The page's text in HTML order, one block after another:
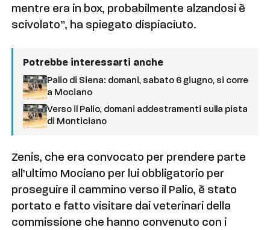
mentre era in box, probabilmente alzandosi è
scivolato”, ha spiegato dispiaciuto.
Potrebbe interessarti anche
Palio di Siena: domani, sabato 6 giugno, si corre
a Mociano
Verso il Palio, domani addestramenti sulla pista
di Monticiano
Zenis, che era convocato per prendere parte
all’ultimo Mociano per lui obbligatorio per
proseguire il cammino verso il Palio, è stato
portato e fatto visitare dai veterinari della
commissione che hanno convenuto con i